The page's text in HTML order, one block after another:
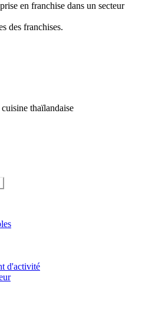
en franchise dans un secteur
des franchises.
thaïlandaise
d'activité